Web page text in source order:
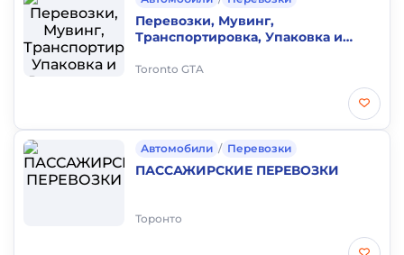
Перевозки, Мувинг,
Транспортировка, Упаковка и
и не только
Toronto GTA
Автомобили / Перевозки
ПАССАЖИРСКИЕ ПЕРЕВОЗКИ
Торонто